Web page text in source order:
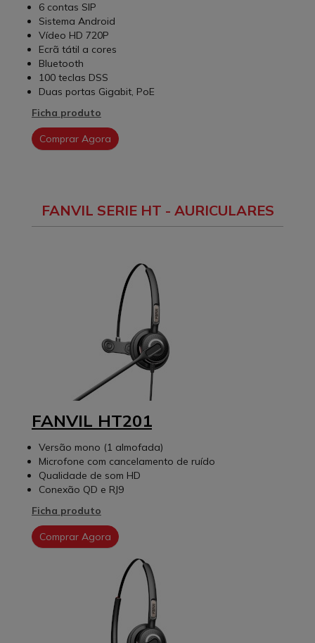
6 contas SIP
Sistema Android
Vídeo HD 720P
Ecrã tátil a cores
Bluetooth
100 teclas DSS
Duas portas Gigabit, PoE
Ficha produto
Comprar Agora
FANVIL SERIE HT - AURICULARES
FANVIL HT201
Versão mono (1 almofada)
Microfone com cancelamento de ruído
Qualidade de som HD
Conexão QD e RJ9
Ficha produto
Comprar Agora